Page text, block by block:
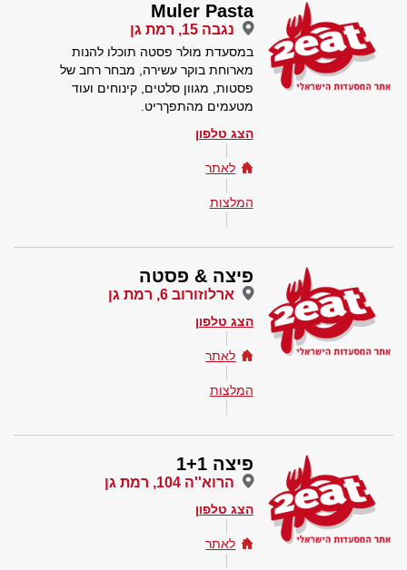
Muler Pasta
נגבה 15, רמת גן
במסעדת מולר פסטה תוכלו להנות
מארוחת בוקר עשירה, מבחר רחב של
פסטות, מגוון סלטים, קינוחים ועוד
מטעמים מהתפךריט.
הצג טלפון
לאתר
המלצות
פיצה & פסטה
ארלוזורוב 6, רמת גן
הצג טלפון
לאתר
המלצות
פיצה 1+1
הרוא''ה 104, רמת גן
הצג טלפון
לאתר